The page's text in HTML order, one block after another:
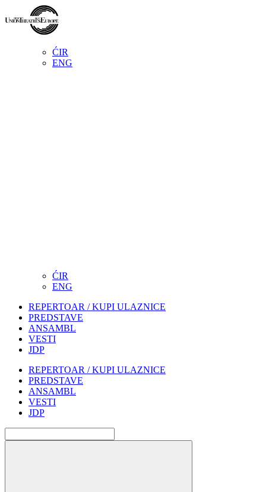
ĆIR
ENG
ĆIR
ENG
REPERTOAR / KUPI ULAZNICE
PREDSTAVE
ANSAMBL
VESTI
JDP
REPERTOAR / KUPI ULAZNICE
PREDSTAVE
ANSAMBL
VESTI
JDP